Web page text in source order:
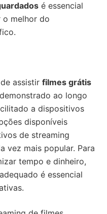
é essencial
o melhor do
assistir filmes grátis
ao longo
a dispositivos
disponíveis
de streaming
vez mais popular. Para
tempo e dinheiro,
é essencial